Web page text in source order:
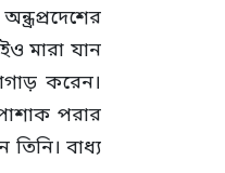
মারা যান
করেন।
পরার
বাধ্য